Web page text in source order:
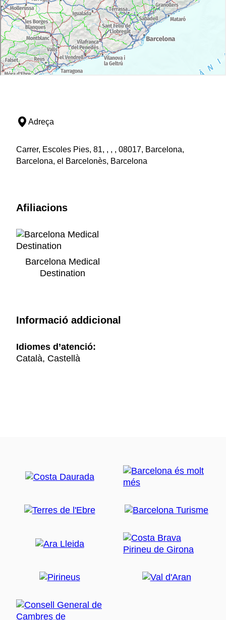
Adreça
Carrer, Escoles Pies, 81, , , , 08017, Barcelona,
Barcelona, el Barcelonès, Barcelona
Afiliacions
Barcelona Medical
Destination
Informació addicional
Idiomes d’atenció:
Català, Castellà